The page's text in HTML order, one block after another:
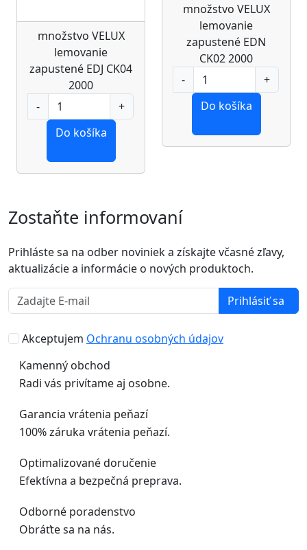
množstvo VELUX
lemovanie
zapustené EDJ CK04
2000
Do košíka
množstvo VELUX
lemovanie
zapustené EDN
CK02 2000
Do košíka
Zostaňte informovaní
Prihláste sa na odber noviniek a získajte včasné zľavy,
aktualizácie a informácie o nových produktoch.
Prihlásiť sa
Akceptujem Ochranu osobných údajov
Kamenný obchod
Radi vás privítame aj osobne.
Garancia vrátenia peňazí
100% záruka vrátenia peňazí.
Optimalizované doručenie
Efektívna a bezpečná preprava.
Odborné poradenstvo
Obráťte sa na nás.